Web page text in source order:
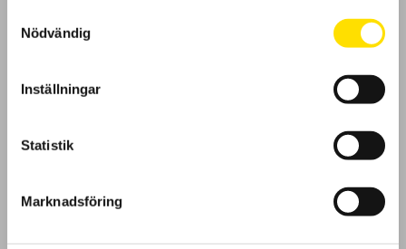
Nödvändig
Inställningar
Statistik
Marknadsföring